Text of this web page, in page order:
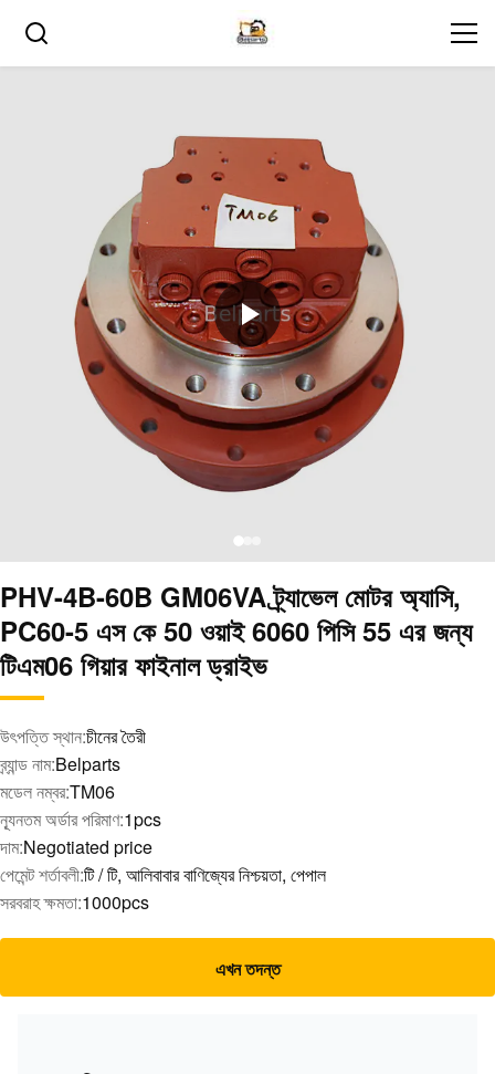
PHV-4B-60B GM06VA ট্র্যাভেল মোটর অ্যাসি,
PC60-5 এস কে 50 ওয়াই 6060 পিসি 55 এর জন্য
টিএম06 গিয়ার ফাইনাল ড্রাইভ
উৎপত্তি স্থান:চীনের তৈরী
ব্র্যান্ড নাম:Belparts
মডেল নম্বর:TM06
ন্যূনতম অর্ডার পরিমাণ:1pcs
দাম:Negotiated price
পেমেন্ট শর্তাবলী:টি / টি, আলিবাবার বাণিজ্যের নিশ্চয়তা, পেপাল
সরবরাহ ক্ষমতা:1000pcs
এখন তদন্ত